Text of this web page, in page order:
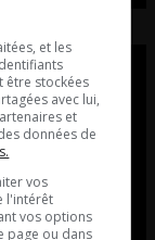
et les
être stockées
avec lui,
et
données de
vos
l'intérêt
vos options
page ou dans